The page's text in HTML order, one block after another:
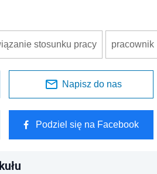
stosunku pracy pracownik
Napisz do nas
Podziel się na Facebook